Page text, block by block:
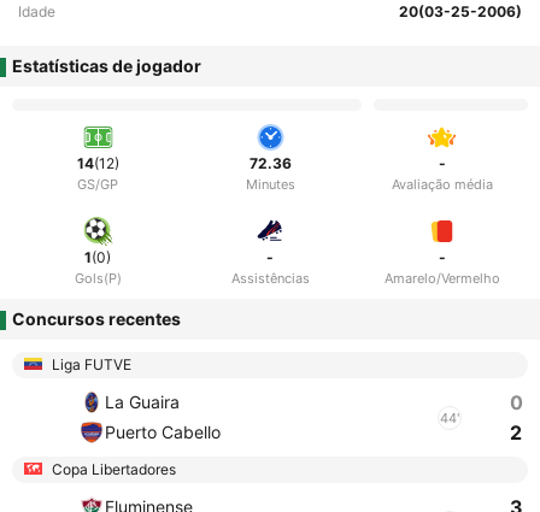
Idade 20(03-25-2006)
Estatísticas de jogador
14(12)
GS/GP
72.36
Minutes
-
Avaliação média
1(0)
Gols(P)
-
Assistências
-
Amarelo/Vermelho
Concursos recentes
Liga FUTVE
La Guaira
Puerto Cabello
44'
0
2
Copa Libertadores
Fluminense
3